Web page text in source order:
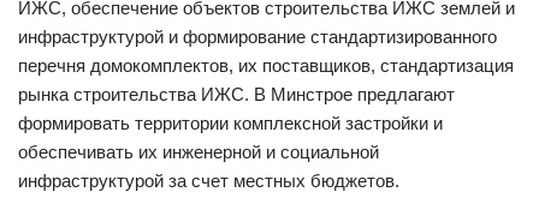
ИЖС, обеспечение объектов строительства ИЖС землей и
инфраструктурой и формирование стандартизированного
перечня домокомплектов, их поставщиков, стандартизация
рынка строительства ИЖС. В Минстрое предлагают
формировать территории комплексной застройки и
обеспечивать их инженерной и социальной
инфраструктурой за счет местных бюджетов.